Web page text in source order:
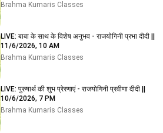
Brahma Kumaris Classes
LIVE: बाबा के साथ के विशेष अनुभव - राजयोगिनी प्रभा दीदी ||
11/6/2026, 10 AM
Brahma Kumaris Classes
LIVE: पुरुषार्थ की शुभ प्रेरणाएं - राजयोगिनी प्रवीणा दीदी ||
10/6/2026, 7 PM
Brahma Kumaris Classes